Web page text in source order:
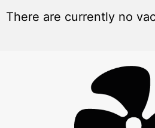
There are currently no